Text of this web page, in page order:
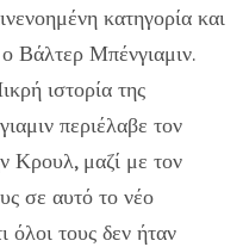
κατηγορία και
Βάλτερ Μπένγιαμιν.
ιστορία της
περιέλαβε τον
Κρουλ, μαζί με τον
σε αυτό το νέο
όλοι τους δεν ήταν